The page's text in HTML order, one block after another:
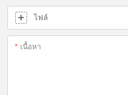
ไฟล์
เนื้อหา